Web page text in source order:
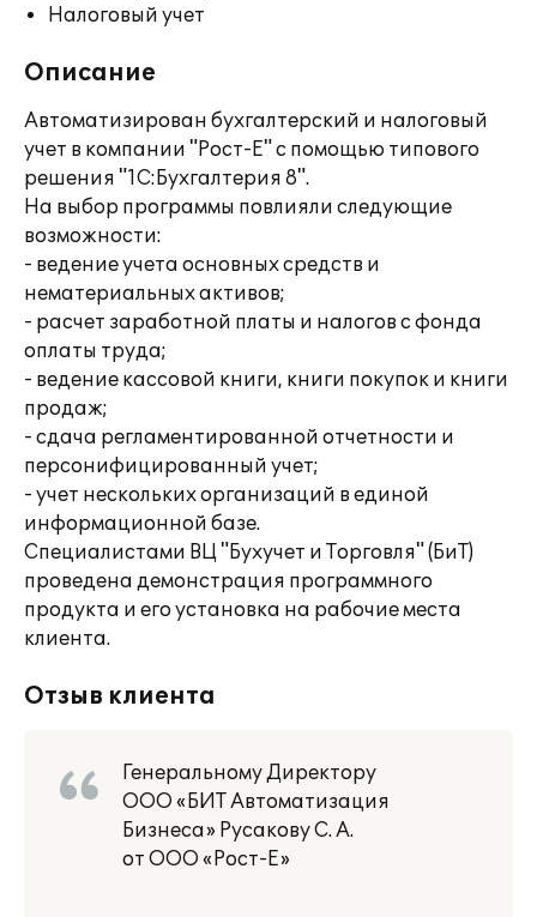
Налоговый учет
Описание
Автоматизирован бухгалтерский и налоговый
учет в компании "Рост-Е" с помощью типового
решения "1С:Бухгалтерия 8".
На выбор программы повлияли следующие
возможности:
- ведение учета основных средств и
нематериальных активов;
- расчет заработной платы и налогов с фонда
оплаты труда;
- ведение кассовой книги, книги покупок и книги
продаж;
- сдача регламентированной отчетности и
персонифицированный учет;
- учет нескольких организаций в единой
информационной базе.
Специалистами ВЦ "Бухучет и Торговля" (БиТ)
проведена демонстрация программного
продукта и его установка на рабочие места
клиента.
Отзыв клиента
Генеральному Директору
ООО «БИТ Автоматизация
Бизнеса» Русакову С. А.
от ООО «Рост-Е»